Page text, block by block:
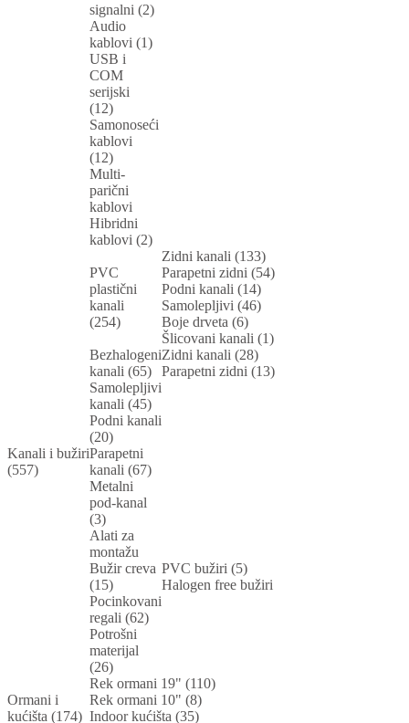
signalni (2)
Audio
kablovi (1)
USB i
COM
serijski
(12)
Samonoseći
kablovi
(12)
Multi-
parični
kablovi
Hibridni
kablovi (2)
Kanali i bužiri
(557)
PVC
plastični
kanali
(254)
Zidni kanali (133)
Parapetni zidni (54)
Podni kanali (14)
Samolepljivi (46)
Boje drveta (6)
Šlicovani kanali (1)
Bezhalogeni
kanali (65)
Zidni kanali (28)
Parapetni zidni (13)
Samolepljivi
kanali (45)
Podni kanali
(20)
Parapetni
kanali (67)
Metalni
pod-kanal
(3)
Alati za
montažu
Bužir creva
(15)
PVC bužiri (5)
Halogen free bužiri
Pocinkovani
regali (62)
Potrošni
materijal
(26)
Ormani i
kućišta (174)
Rek ormani 19" (110)
Rek ormani 10" (8)
Indoor kućišta (35)